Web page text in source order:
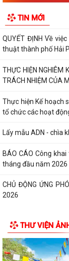
TIN MỚI
tư của cộng đồng các
QUYẾT ĐỊNH Về
thuật thành phố Hải
THỰC HIỆN NGHIÊM
TRÁCH NHIỆM CỦA
Thực hiện Kế hoạch
tổ chức các hoạt
Lấy mẫu ADN - chìa
BÁO CÁO Công
tháng đầu năm 2026
CHỦ ĐỘNG ỨNG
2026
XÚC CỬ TRI CHUẨN
Công điện phòng
THƯ VIỆN